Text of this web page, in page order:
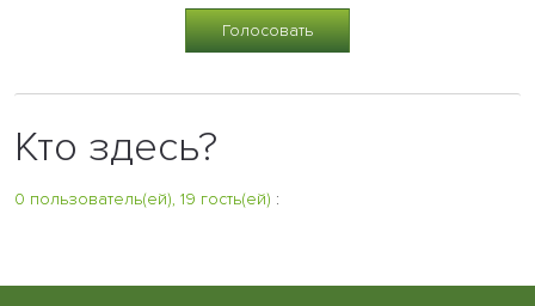
Кто здесь?
0 пользователь(ей), 19 гость(ей) :